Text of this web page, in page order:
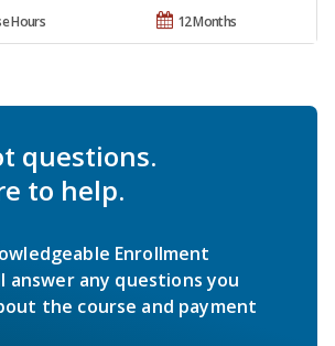
12 Months
Hours
questions.
to help.
Enrollment
answer any questions you
the course and payment